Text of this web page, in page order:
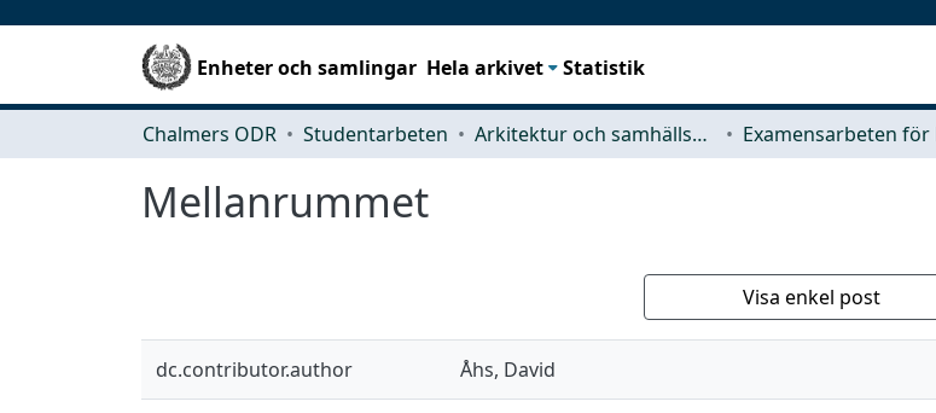
Enheter och samlingar Hela arkivet Statistik
Chalmers ODR Studentarbeten Arkitektur och samhällsbyggnadsteknik (ACE)
Mellanrummet
Visa enkel post
dc.contributor.author Åhs, David